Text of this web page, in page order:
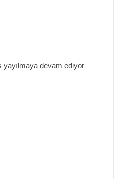
yayılmaya devam ediyor